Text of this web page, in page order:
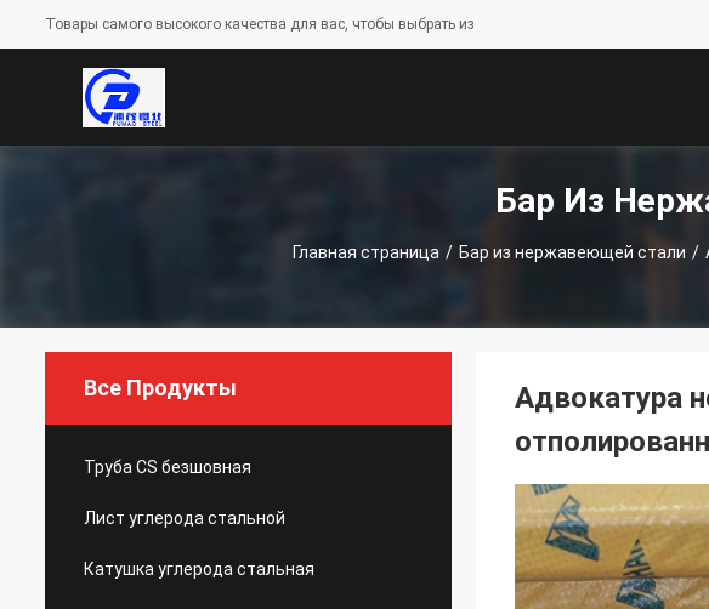
Товары самого высокого качества для вас, чтобы выбрать из
Бар Из
Главная страница / Бар из нержавеющей стали /
Все Продукты
Труба CS безшовная
Лист углерода стальной
Катушка углерода стальная
Адвокатура